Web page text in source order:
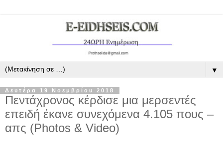
▼
Δευτέρα 19 Νοεμβρίου 2018
Πεντάχρονος κέρδισε μια μερσεντές
επειδή έκανε συνεχόμενα 4.105 πους –
απς (Photos & Video)